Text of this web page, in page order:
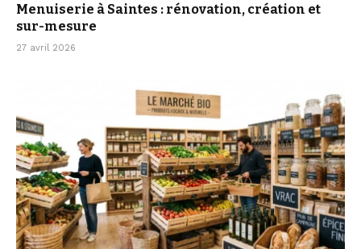
Menuiserie à Saintes : rénovation, création et
sur-mesure
27 avril 2026